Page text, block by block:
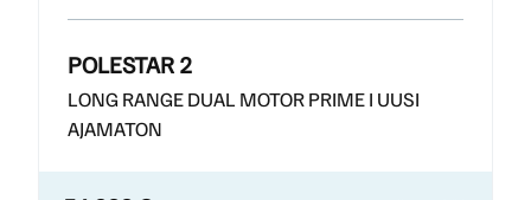
POLESTAR 2
LONG RANGE DUAL MOTOR PRIME I UUSI
AJAMATON